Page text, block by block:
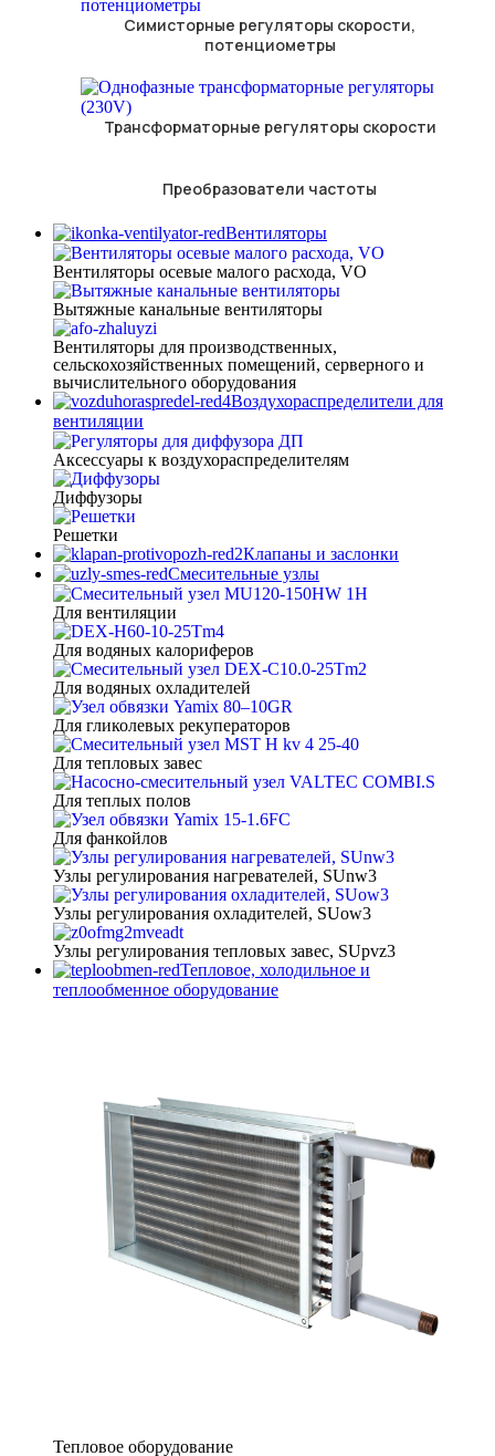
Симисторные регуляторы скорости,
потенциометры
Трансформаторные регуляторы скорости
Преобразователи частоты
Вентиляторы
Вентиляторы осевые малого расхода, VO
Вытяжные канальные вентиляторы
Вентиляторы для производственных,
сельскохозяйственных помещений, серверного и
вычислительного оборудования
Воздухораспределители для
вентиляции
Аксессуары к воздухораспределителям
Диффузоры
Решетки
Клапаны и заслонки
Смесительные узлы
Для вентиляции
Для водяных калориферов
Для водяных охладителей
Для гликолевых рекуператоров
Для тепловых завес
Для теплых полов
Для фанкойлов
Узлы регулирования нагревателей, SUnw3
Узлы регулирования охладителей, SUow3
Узлы регулирования тепловых завес, SUpvz3
Тепловое, холодильное и
теплообменное оборудование
Тепловое оборудование